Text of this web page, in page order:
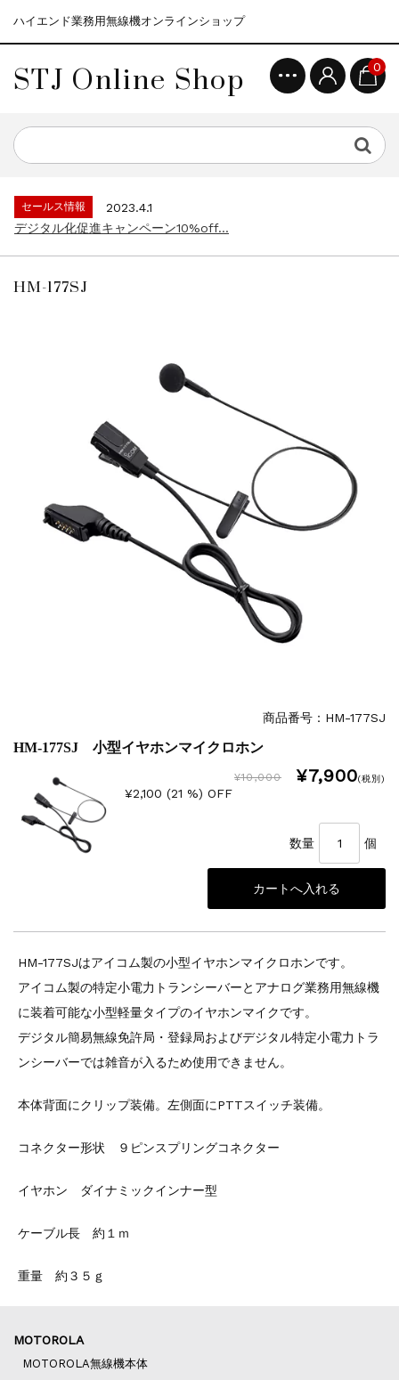
ハイエンド業務用無線機オンラインショップ
STJ Online Shop 0
モトローラ無線機本体キャンペーン15%o...
セールス情報
2023.4.10
セールス情報
2023.4.1
デジタル化促進キャンペーン10%off...
セールス情報
モトローラ無線機本体キャンペーン15%o...
HM-177SJ
商品番号：HM-177SJ
HM-177SJ 小型イヤホンマイクロホン
¥10,000 ¥7,900(税別)
¥2,100 (21 %) OFF
数量 個
HM-177SJはアイコム製の小型イヤホンマイクロホンです。
アイコム製の特定小電力トランシーバーとアナログ業務用無線機
に装着可能な小型軽量タイプのイヤホンマイクです。
デジタル簡易無線免許局・登録局およびデジタル特定小電力トラ
ンシーバーでは雑音が入るため使用できません。
本体背面にクリップ装備。左側面にPTTスイッチ装備。
コネクター形状 ９ピンスプリングコネクター
イヤホン ダイナミックインナー型
ケーブル長 約１ｍ
重量 約３５ｇ
MOTOROLA
MOTOROLA無線機本体